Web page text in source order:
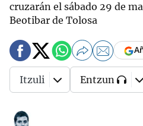
cruzarán el sábado 29 de
Beotibar de Tolosa
Itzuli Entzun